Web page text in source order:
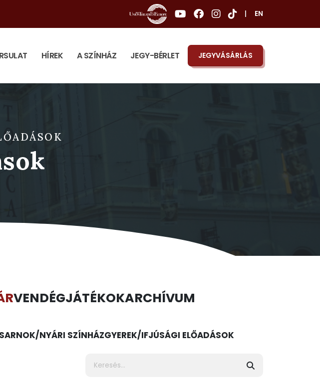
EN
HÍREK A SZÍNHÁZ JEGY-BÉRLET JEGYVÁSÁRLÁS
VENDÉGJÁTÉKOKARCHÍVUM
NYÁRI SZÍNHÁZGYEREK/IFJÚSÁGI ELŐADÁSOK